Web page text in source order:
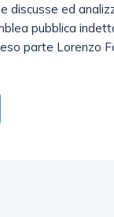
discusse ed
pubblica
parte Lorenzo